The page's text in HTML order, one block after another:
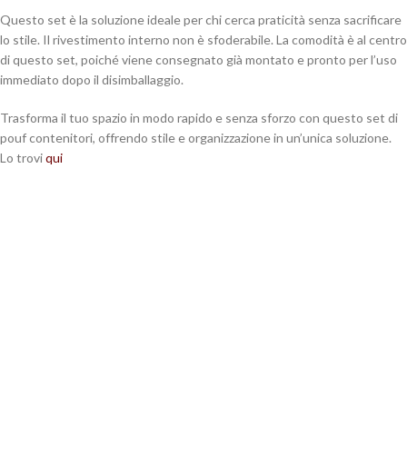
Questo set è la soluzione ideale per chi cerca praticità senza sacrificare
lo stile. Il rivestimento interno non è sfoderabile. La comodità è al centro
di questo set, poiché viene consegnato già montato e pronto per l’uso
immediato dopo il disimballaggio.
Trasforma il tuo spazio in modo rapido e senza sforzo con questo set di
pouf contenitori, offrendo stile e organizzazione in un’unica soluzione.
Lo troviqui